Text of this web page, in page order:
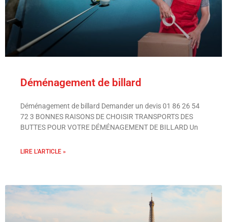
Déménagement de billard
Déménagement de billard Demander un devis 01 86 26 54
72 3 BONNES RAISONS DE CHOISIR TRANSPORTS DES
BUTTES POUR VOTRE DÉMÉNAGEMENT DE BILLARD Un
LIRE L'ARTICLE »